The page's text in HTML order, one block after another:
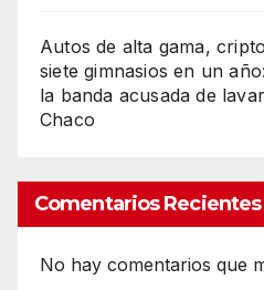
Autos de alta gama,
siete gimnasios en un
la banda acusada de
Chaco
Comentarios Recientes
No hay comentarios que